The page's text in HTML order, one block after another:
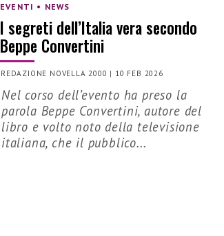
EVENTI • NEWS
I segreti dell’Italia vera secondo
Beppe Convertini
REDAZIONE NOVELLA 2000 | 10 FEB 2026
Nel corso dell’evento ha preso la
parola Beppe Convertini, autore del
libro e volto noto della televisione
italiana, che il pubblico...